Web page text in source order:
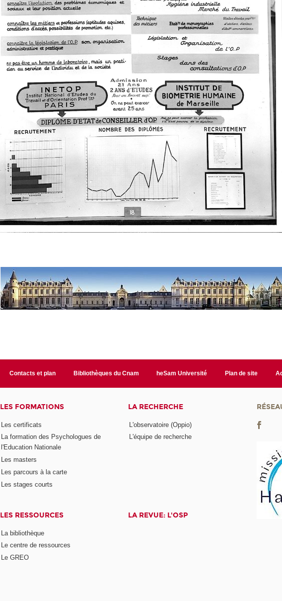
Contacts et plan Bibliothèques du Cnam heSam Université Plan de site
LES FORMATIONS
Les certificats
La formation des Psychologues de
l'Education Nationale
Les masters
Les parcours à la carte
Les stages courts
LA RECHERCHE
L'observatoire (Oppio)
L'équipe de recherche
LES RESSOURCES
La bibliothèque
Le centre de ressources
Le GREO
LA REVUE: L'OSP